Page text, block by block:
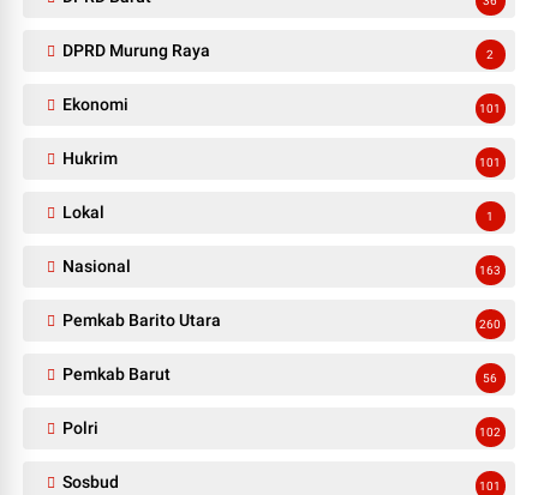
DPRD Murung Raya 2
Ekonomi 101
Hukrim 101
Lokal 1
Nasional 163
Pemkab Barito Utara 260
Pemkab Barut 56
Polri 102
Sosbud 101